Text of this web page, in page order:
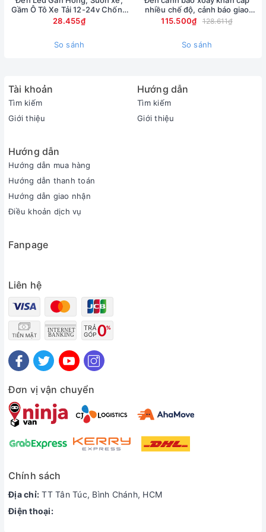
Gầm Ô Tô Xe Tải 12-24v Chống
Nước
28.455₫
So sánh
nhiều chế độ, cảnh báo giao
thông đa chức năng
115.500₫ 128.611₫
So sánh
Tài khoản
Tìm kiếm
Giới thiệu
Hướng dẫn
Tìm kiếm
Giới thiệu
Hướng dẫn
Hướng dẫn mua hàng
Hướng dẫn thanh toán
Hướng dẫn giao nhận
Điều khoản dịch vụ
Fanpage
Liên hệ
Đơn vị vận chuyển
Chính sách
Địa chỉ: TT Tân Túc, Bình Chánh, HCM
Điện thoại: